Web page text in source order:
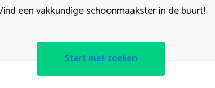
een vakkundige schoonmaakster in de buurt!
Start met zoeken